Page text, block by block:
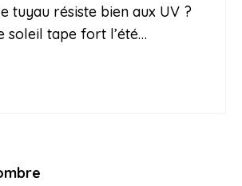
tuyau résiste bien aux UV ?
soleil tape fort l’été…